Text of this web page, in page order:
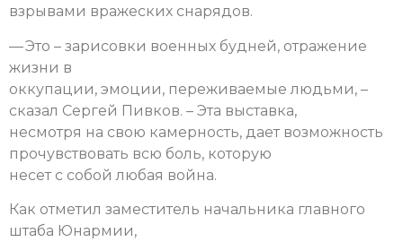
взрывами вражеских снарядов.
— Это – зарисовки военных будней, отражение
жизни в
оккупации, эмоции, переживаемые людьми, –
сказал Сергей Пивков. – Эта выставка,
несмотря на свою камерность, дает возможность
прочувствовать всю боль, которую
несет с собой любая война.
Как отметил заместитель начальника главного
штаба Юнармии,